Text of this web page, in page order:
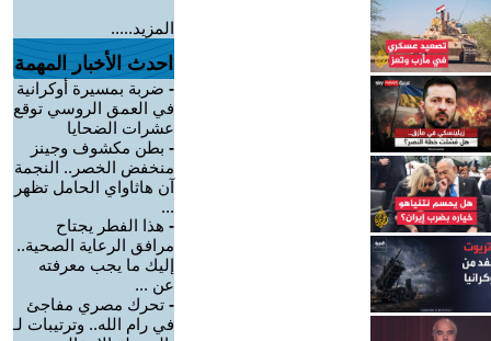
المزيد.....
احدث الأخبار المهمة
- ضربة بمسيرة أوكرانية
في العمق الروسي توقع
عشرات الضحايا
- بطن مكشوف وجينز
منخفض الخصر.. النجمة
آن هاثاواي الحامل تظهر
...
- هذا الفطر يجتاح
مرافق الرعاية الصحية..
إليك ما يجب معرفته
عن ...
- تحرك مصري مفاجئ
في رام الله.. وترتيبات لـ